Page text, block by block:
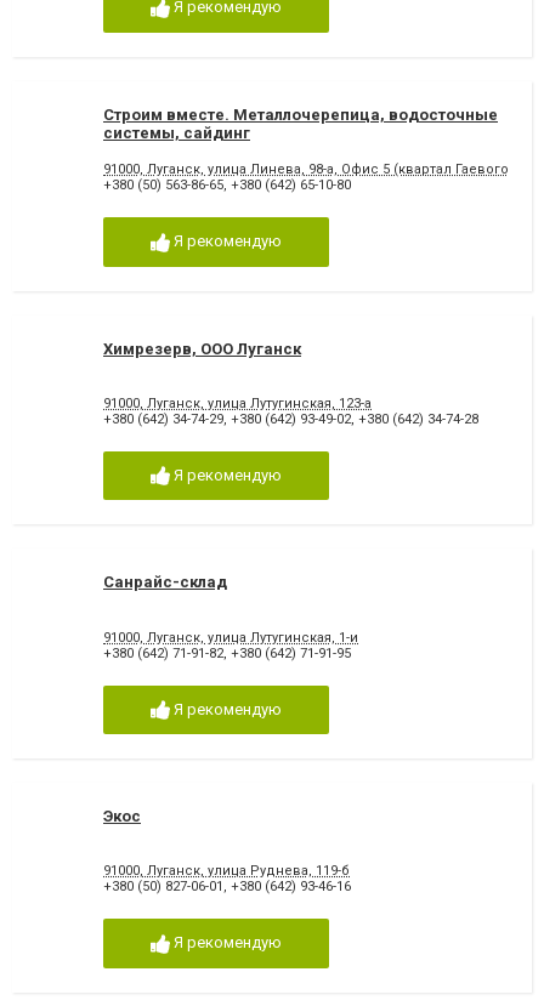
Я рекомендую
Строим вместе. Металлочерепица, водосточные
системы, сайдинг
91000, Луганск, улица Линева, 98-а, Офис 5 (квартал Гаевого,
+380 (50) 563-86-65, +380 (642) 65-10-80
Я рекомендую
Химрезерв, ООО Луганск
91000, Луганск, улица Лутугинская, 123-а
+380 (642) 34-74-29, +380 (642) 93-49-02, +380 (642) 34-74-28
Я рекомендую
Санрайс-склад
91000, Луганск, улица Лутугинская, 1-и
+380 (642) 71-91-82, +380 (642) 71-91-95
Я рекомендую
Экос
91000, Луганск, улица Руднева, 119-б
+380 (50) 827-06-01 , +380 (642) 93-46-16
Я рекомендую